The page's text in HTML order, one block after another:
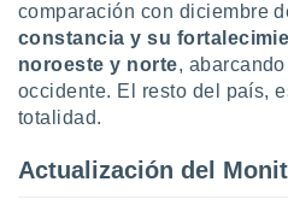
el sitio
se
para
ni para
o
comparación con diciembre
constancia y su
noroeste y norte,
occidente. El resto del país,
totalidad.
Actualización del